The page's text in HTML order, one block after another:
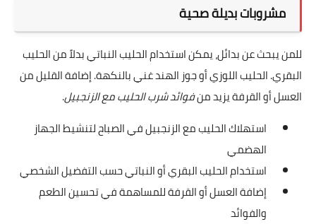
مشروبات بديلة صحية
للمن يبحث عن بدائل، يمكن استخدام الحليب النباتي بدلاً من الحليب
البقري. الحليب اللوزي أو جوز الهند غني بالنكهة. إضافة القليل من
العسل أو القرفة يزيد منفوائد شرب الحليب مع الزنجبيل.
استهلاك الحليب مع الزنجبيل في الصباح لتنشيط الجهاز
الهضمي
استخدام الحليب البقري أو النباتي حسب التفضيل الشخصي
إضافة العسل أو القرفة للمساهمة في تحسين الطعم
والفوائد